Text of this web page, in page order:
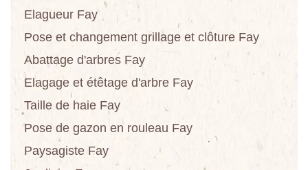
Elagueur Fay
Pose et changement grillage et clôture Fay
Abattage d'arbres Fay
Elagage et étêtage d'arbre Fay
Taille de haie Fay
Pose de gazon en rouleau Fay
Paysagiste Fay